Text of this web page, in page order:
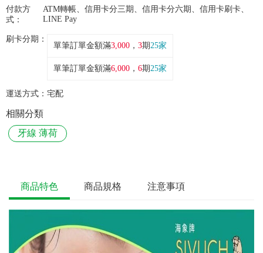
付款方
式：
ATM轉帳、信用卡分三期、信用卡分六期、信用卡刷卡、
LINE Pay
刷卡分期：
單筆訂單金額滿3,000 ， 3期25家
單筆訂單金額滿6,000 ， 6期25家
運送方式： 宅配
相關分類
牙線 薄荷
商品特色 商品規格 注意事項